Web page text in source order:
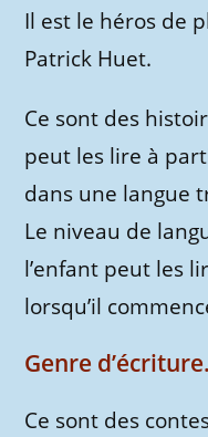
Il est le héros de
Patrick Huet.
Ce sont des
peut les lire à
dans une langue
Le niveau de
l’enfant peut les
lorsqu’il
Genre d’écriture.
Ce sont des